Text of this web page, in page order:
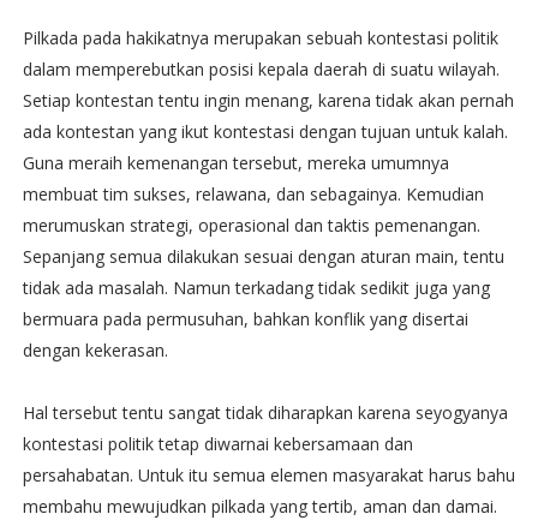
Pilkada pada hakikatnya merupakan sebuah kontestasi politik
dalam memperebutkan posisi kepala daerah di suatu wilayah.
Setiap kontestan tentu ingin menang, karena tidak akan pernah
ada kontestan yang ikut kontestasi dengan tujuan untuk kalah.
Guna meraih kemenangan tersebut, mereka umumnya
membuat tim sukses, relawana, dan sebagainya. Kemudian
merumuskan strategi, operasional dan taktis pemenangan.
Sepanjang semua dilakukan sesuai dengan aturan main, tentu
tidak ada masalah. Namun terkadang tidak sedikit juga yang
bermuara pada permusuhan, bahkan konflik yang disertai
dengan kekerasan.
Hal tersebut tentu sangat tidak diharapkan karena seyogyanya
kontestasi politik tetap diwarnai kebersamaan dan
persahabatan. Untuk itu semua elemen masyarakat harus bahu
membahu mewujudkan pilkada yang tertib, aman dan damai.